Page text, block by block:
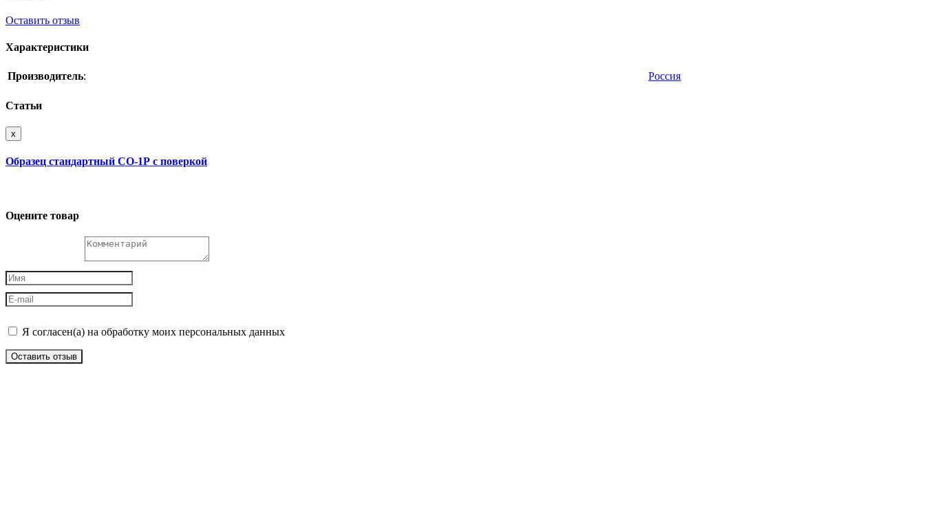
Оставить отзыв
Характеристики
Производитель: Россия
Статьи
x
Образец стандартный СО-1Р с поверкой
Оцените товар
Я согласен(а) на обработку моих персональных данных
Оставить отзыв